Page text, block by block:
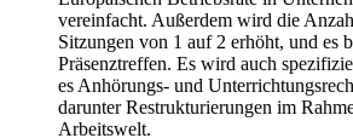
vereinfacht. Außerdem wird die
Sitzungen von 1 auf 2 erhöht, und es
Präsenztreffen. Es wird auch
es Anhörungs- und
darunter Restrukturierungen im
Arbeitswelt.